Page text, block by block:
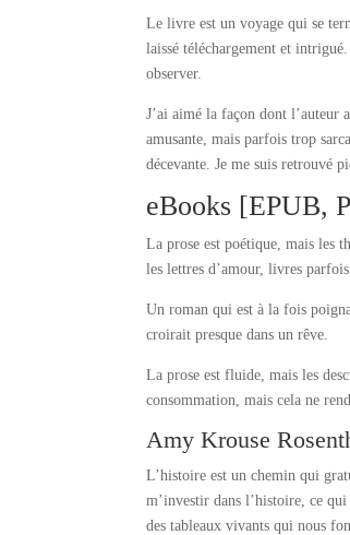
Le livre est un voyage qui se
laissé téléchargement et
observer.
J’ai aimé la façon dont l’auteur
amusante, mais parfois trop
décevante. Je me suis retrouvé
eBooks [EPUB,
La prose est poétique, mais les
les lettres d’amour, livres
Un roman qui est à la fois
croirait presque dans un rêve.
La prose est fluide, mais les
consommation, mais cela ne
Amy Krouse
L’histoire est un chemin qui
m’investir dans l’histoire, ce
des tableaux vivants qui nous